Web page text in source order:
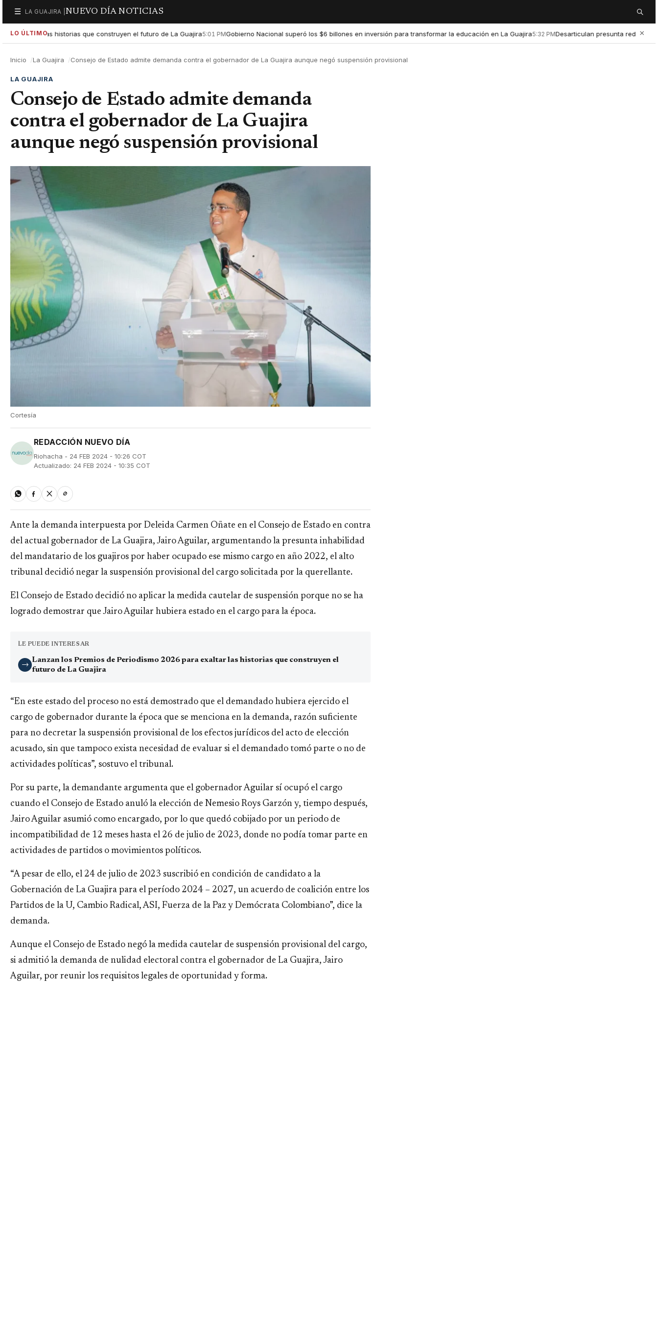
☰
Secciones
LA GUAJIRA | NUEVO DÍA NOTICIAS Buscar
LO ÚLTIMO
las historias que construyen el futuro de La Guajira5:01 PMGobierno Nacional superó los $6 billones en inversión para transformar la educación en La Guajira5:32 PMDesarticulan presunta red de ×
Inicio La Guajira Consejo de Estado admite demanda contra el gobernador de La Guajira aunque negó suspensión provisional
LA GUAJIRA
Consejo de Estado admite demanda
contra el gobernador de La Guajira
aunque negó suspensión provisional
Cortesía
REDACCIÓN NUEVO DÍA
Riohacha - 24 FEB 2024 - 10:26 COT
Actualizado: 24 FEB 2024 - 10:35 COT
Ante la demanda interpuesta por Deleida Carmen Oñate en el Consejo de Estado en contra
del actual gobernador de La Guajira, Jairo Aguilar, argumentando la presunta inhabilidad
del mandatario de los guajiros por haber ocupado ese mismo cargo en año 2022, el alto
tribunal decidió negar la suspensión provisional del cargo solicitada por la querellante.
El Consejo de Estado decidió no aplicar la medida cautelar de suspensión porque no se ha
logrado demostrar que Jairo Aguilar hubiera estado en el cargo para la época.
LE PUEDE INTERESAR
→
Lanzan los Premios de Periodismo 2026 para exaltar las historias que construyen el
futuro de La Guajira
“En este estado del proceso no está demostrado que el demandado hubiera ejercido el
cargo de gobernador durante la época que se menciona en la demanda, razón suficiente
para no decretar la suspensión provisional de los efectos jurídicos del acto de elección
acusado, sin que tampoco exista necesidad de evaluar si el demandado tomó parte o no de
actividades políticas”, sostuvo el tribunal.
Por su parte, la demandante argumenta que el gobernador Aguilar sí ocupó el cargo
cuando el Consejo de Estado anuló la elección de Nemesio Roys Garzón y, tiempo después,
Jairo Aguilar asumió como encargado, por lo que quedó cobijado por un periodo de
incompatibilidad de 12 meses hasta el 26 de julio de 2023, donde no podía tomar parte en
actividades de partidos o movimientos políticos.
“A pesar de ello, el 24 de julio de 2023 suscribió en condición de candidato a la
Gobernación de La Guajira para el período 2024 – 2027, un acuerdo de coalición entre los
Partidos de la U, Cambio Radical, ASI, Fuerza de la Paz y Demócrata Colombiano”, dice la
demanda.
Aunque el Consejo de Estado negó la medida cautelar de suspensión provisional del cargo,
si admitió la demanda de nulidad electoral contra el gobernador de La Guajira, Jairo
Aguilar, por reunir los requisitos legales de oportunidad y forma.